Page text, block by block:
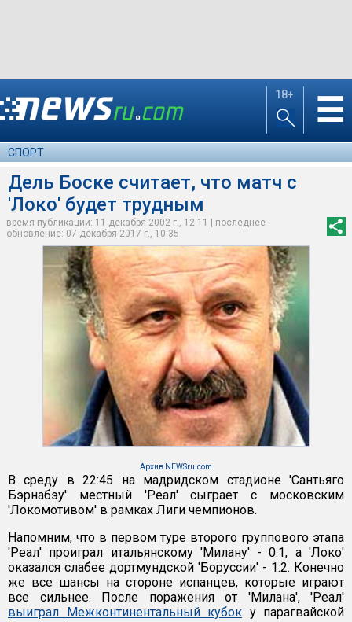
18+ ☰
СПОРТ
Дель Боске считает, что матч с
'Локо' будет трудным
время публикации: 11 декабря 2002 г., 12:11 | последнее
обновление: 07 декабря 2017 г., 10:35
Архив NEWSru.com
В среду в 22:45 на мадридском стадионе 'Сантьяго
Бэрнабэу' местный 'Реал' сыграет с московским
'Локомотивом' в рамках Лиги чемпионов.
Напомним, что в первом туре второго группового этапа
'Реал' проиграл итальянскому 'Милану' - 0:1, а 'Локо'
оказался слабее дортмундской 'Боруссии' - 1:2. Конечно
же все шансы на стороне испанцев, которые играют
все сильнее. После поражения от 'Милана', 'Реал'
выиграл Межконтинентальный кубок у парагвайской